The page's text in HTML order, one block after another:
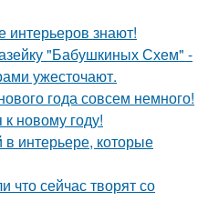
интерьеров знают!
"Бабушкиных Схем" -
ужесточают.
года совсем немного!
новому году!
интерьере, которые
что сейчас творят со